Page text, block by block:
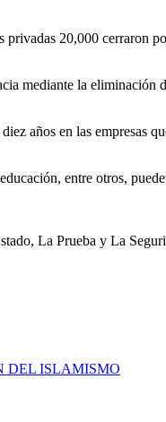
20,000 cerraron
mediante la eliminación
años en las empresas
entre otros,
La Prueba y La
DEL ISLAMISMO